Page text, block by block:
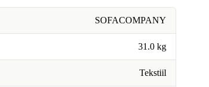
SOFACOMPANY
31.0 kg
Tekstiil